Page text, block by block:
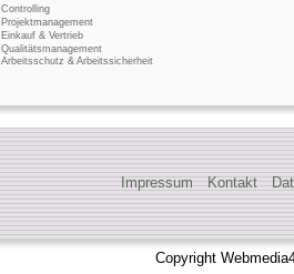
Controlling
Projektmanagement
Einkauf & Vertrieb
Qualitätsmanagement
Arbeitsschutz & Arbeitssicherheit
Impressum Kontakt
Copyright